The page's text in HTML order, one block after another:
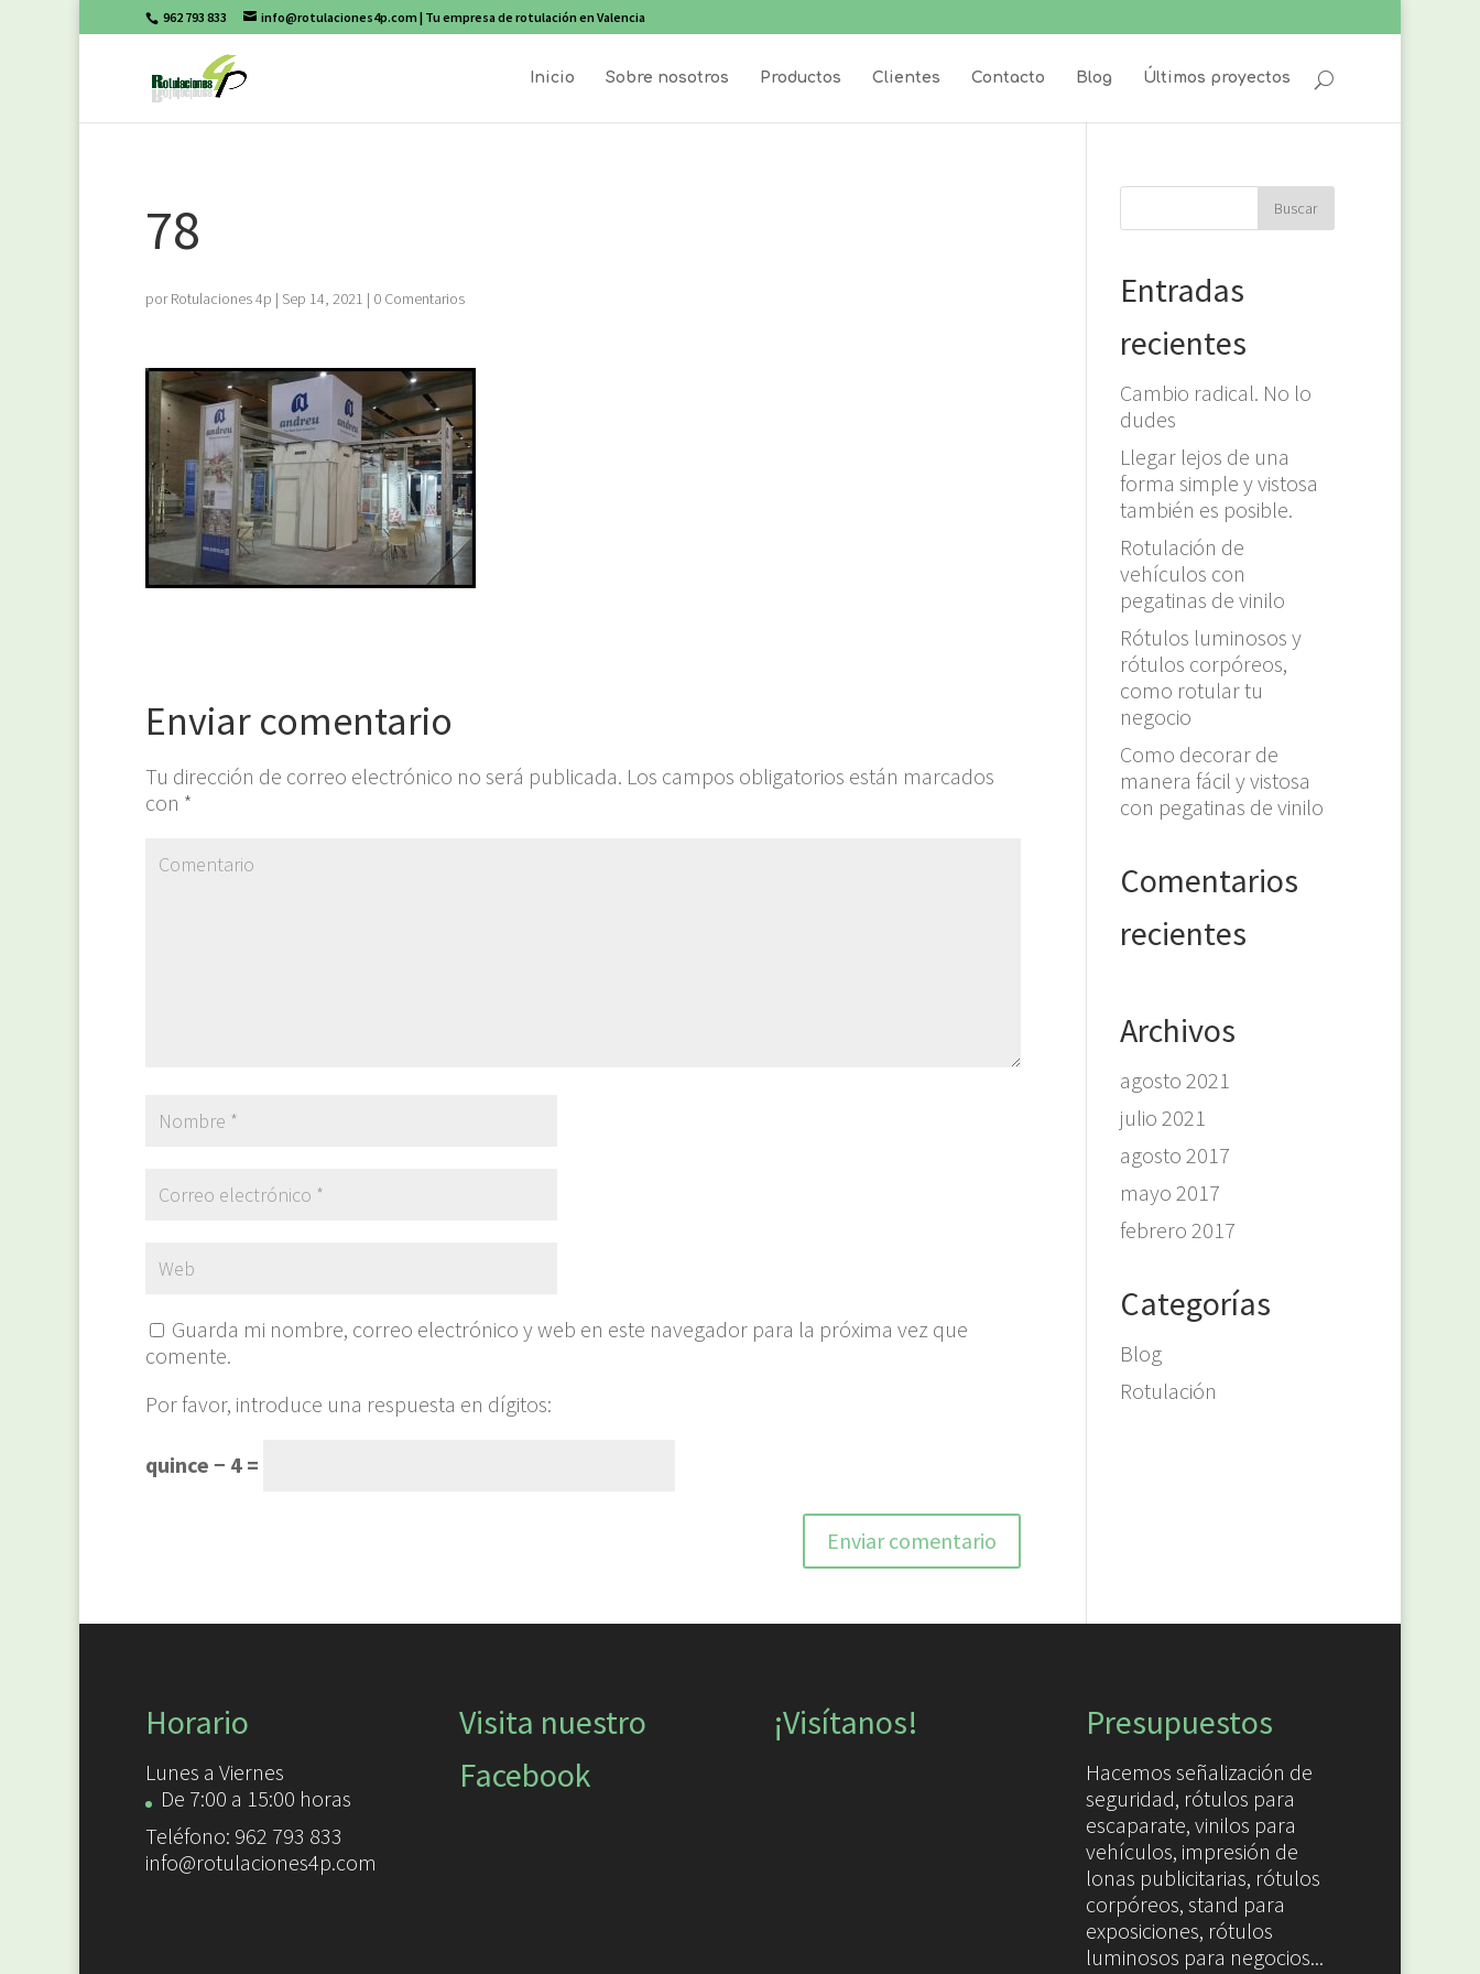
962 793 833 info@rotulaciones4p.com | Tu empresa de rotulación en Valencia
Inicio Sobre nosotros Productos Clientes Contacto Blog Últimos proyectos
78
porRotulaciones 4p | Sep 14, 2021 | 0 Comentarios
Enviar comentario
Tu dirección de correo electrónico no será publicada. Los campos obligatorios están marcados
con *
Guarda mi nombre, correo electrónico y web en este navegador para la próxima vez que
comente.
Por favor, introduce una respuesta en dígitos:
quince − 4 =
Entradas
recientes
Cambio radical. No lo
dudes
Llegar lejos de una
forma simple y vistosa
también es posible.
Rotulación de
vehículos con
pegatinas de vinilo
Rótulos luminosos y
rótulos corpóreos,
como rotular tu
negocio
Como decorar de
manera fácil y vistosa
con pegatinas de vinilo
Comentarios
recientes
Archivos
agosto 2021
julio 2021
agosto 2017
mayo 2017
febrero 2017
Categorías
Blog
Rotulación
Horario
Lunes a Viernes
De 7:00 a 15:00 horas
Teléfono: 962 793 833
info@rotulaciones4p.com
Visita nuestro
Facebook
¡Visítanos! Presupuestos
Hacemos señalización de
seguridad, rótulos para
escaparate, vinilos para
vehículos, impresión de
lonas publicitarias, rótulos
corpóreos, stand para
exposiciones, rótulos
luminosos para negocios...